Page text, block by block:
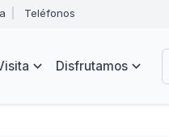
Teléfonos
Disfrutamos